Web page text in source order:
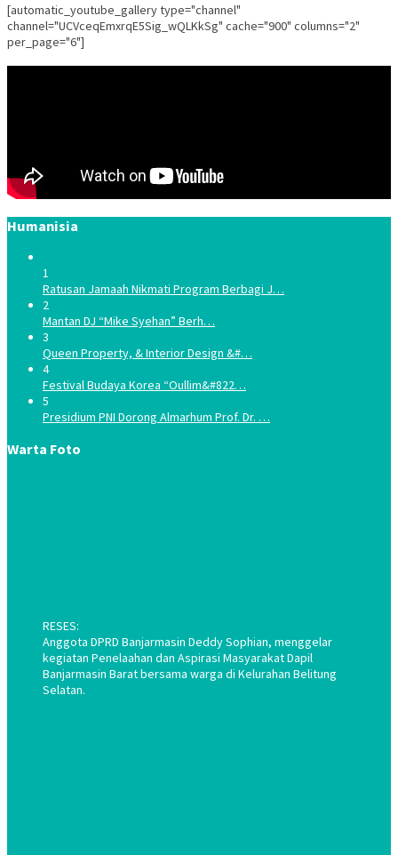
[automatic_youtube_gallery type="channel"
channel="UCVceqEmxrqE5Sig_wQLKkSg" cache="900" columns="2"
per_page="6"]
Humanisia
1
Ratusan Jamaah Nikmati Program Berbagi J…
2
Mantan DJ “Mike Syehan” Berh…
3
Queen Property, & Interior Design &#…
4
Festival Budaya Korea “Oullim&#822…
5
Presidium PNI Dorong Almarhum Prof. Dr. …
Warta Foto
RESES:
Anggota DPRD Banjarmasin Deddy Sophian, menggelar
kegiatan Penelaahan dan Aspirasi Masyarakat Dapil
Banjarmasin Barat bersama warga di Kelurahan Belitung
Selatan.